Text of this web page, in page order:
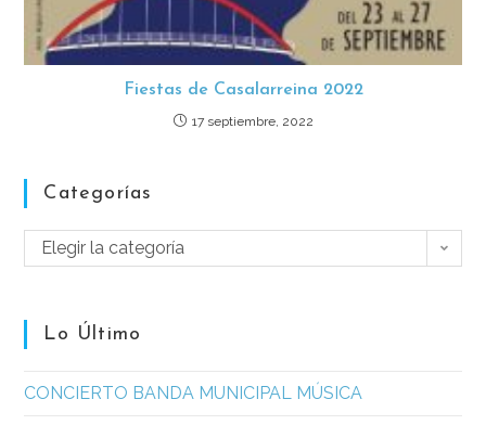
Fiestas de Casalarreina 2022
17 septiembre, 2022
Categorías
Elegir la categoría
Lo Último
CONCIERTO BANDA MUNICIPAL MÚSICA